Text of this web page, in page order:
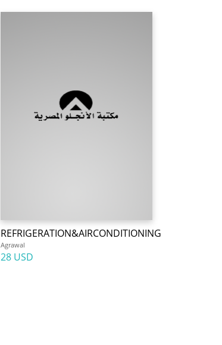
REFRIGERATION&AIRCONDITIONING
Agrawal
28 USD